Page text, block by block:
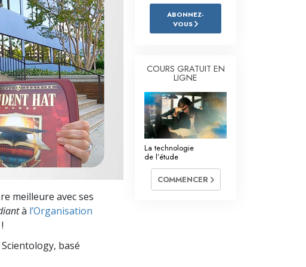
L’échelle des tons émotionnels
Réponses aux drogues
Les enfants
Des outils pour le monde du travail
L’éthique et les conditions
La raison de l’oppression
Les investigations
Les fondements de l’organisation
meilleure avec ses
à l’Organisation
basé
ABONNEZ-
VOUS
COURS GRATUIT EN
LIGNE
La technologie
de l’étude
COMMENCER